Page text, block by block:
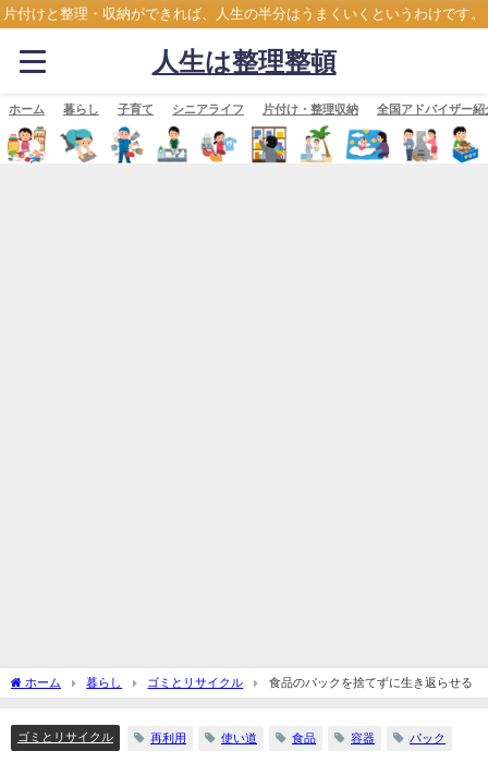
片付けと整理・収納ができれば、人生の半分はうまくいくというわけです。
人生は整理整頓
ホーム 暮らし 子育て シニアライフ 片付け・整理収納 全国アドバイザー紹
ホーム 暮らし ゴミとリサイクル 食品のパックを捨てずに生き返らせる
ゴミとリサイクル 再利用 使い道 食品 容器 パック